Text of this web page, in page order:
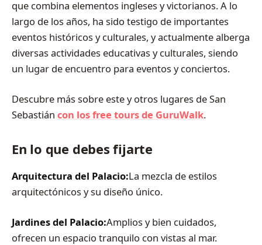
que combina elementos ingleses y victorianos. A lo
largo de los años, ha sido testigo de importantes
eventos históricos y culturales, y actualmente alberga
diversas actividades educativas y culturales, siendo
un lugar de encuentro para eventos y conciertos.
Descubre más sobre este y otros lugares de San
Sebastián con los free tours de GuruWalk.
En lo que debes fijarte
Arquitectura del Palacio:La mezcla de estilos
arquitectónicos y su diseño único.
Jardines del Palacio:Amplios y bien cuidados,
ofrecen un espacio tranquilo con vistas al mar.